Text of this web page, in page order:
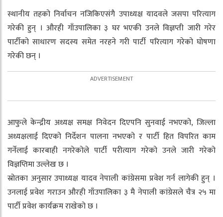
स्थानीय तहको निर्वाचन नजिकिएसंगै उपाध्यक्ष यादवले जसपा परित्याग
गरेकी हुन् । औरही गाँउपालिका ३ घर भएकी उनले विज्ञप्ती जारी गरेर
पार्टीको साधारण सदस्य समेत नरहने गरी पार्टी परित्याग गरेको घोषणा
गरेकी छन् ।
आफुले केन्द्रीय अध्यक्ष समक्ष निवेदन दिएपनि सुनवाई नभएको, जिल्ला
अध्यक्षलाई दिएको निर्देशन पालना नभएको र पार्टी हित विपरित काम
गर्नेलाई कारबाही नगरेकोले पार्टी परीत्याग गरेको उनले जारी गरेको
विज्ञप्तिमा उल्लेख छ ।
स्रोतका अनुसार उपाध्यक्ष यादव नेपाली कांग्रेसमा प्रवेश गर्न लागेकी हुन् ।
उनलाई प्रवेश गराउन औरही गाँउपालिका ३ मै नेपाली कांग्रेसले चैत्र २५ मा
पार्टी प्रवेश कार्यक्रम राखेको छ ।